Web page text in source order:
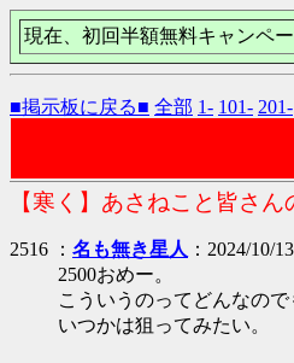
現在、初回半額無料キャンペ
■掲示板に戻る■ 全部 1- 101- 201-
【寒く】あさねこと皆さ
2516 ： 名も無き星人 ：2024/10/
2500おめー。
こういうのってどんなの
いつかは狙ってみたい。